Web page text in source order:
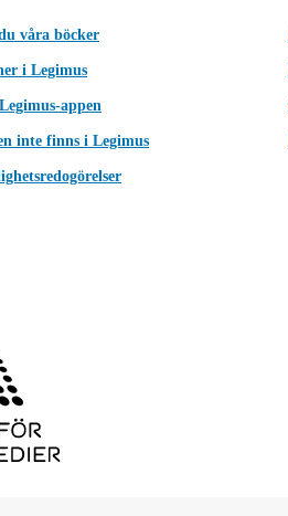
våra böcker
i Legimus
appen
inte finns i Legimus